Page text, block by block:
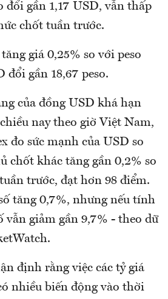
đổi gần 1,17 USD, vẫn thấp
chốt tuần trước.
giá 0,25% so với peso
đổi gần 18,67 peso.
của đồng USD khá hạn
nay theo giờ Việt Nam,
đo sức mạnh của USD so
chốt khác tăng gần 0,2% so
trước, đạt hơn 98 điểm.
tăng 0,7%, nhưng nếu tính
vẫn giảm gần 9,7% - theo dữ
định rằng việc các tỷ giá
nhiều biến động vào thời